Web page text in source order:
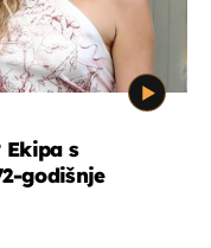
s
godišnje